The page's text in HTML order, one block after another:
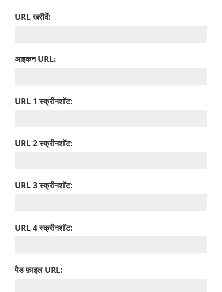
URL खरीदें:
आइकन URL:
URL 1 स्क्रीनशॉट:
URL 2 स्क्रीनशॉट:
URL 3 स्क्रीनशॉट:
URL 4 स्क्रीनशॉट:
पैड फ़ाइल URL: